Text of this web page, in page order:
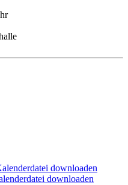
downloaden
downloaden